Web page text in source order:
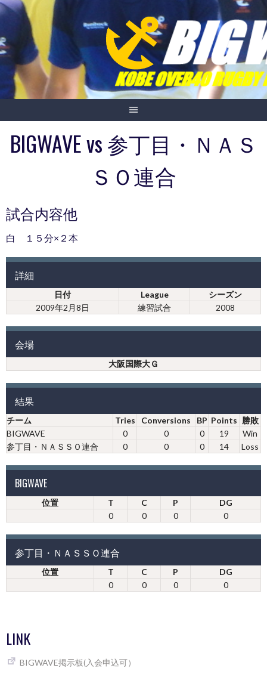
Skip
content
BIGWAVE vs 参丁目・ＮＡＳ
ＳＯ連合
試合内容他
白 １５分×２本
詳細
日付 League
シーズン
2009年2月8日
練習試合 2008
会場
大阪国際大Ｇ
結果
チーム Tries Conversions BP Points 勝敗
BIGWAVE
0 0 0 19
Win
参丁目・ＮＡＳＳＯ連合
0 0 0 14 Loss
BIGWAVE
位置 T C P
DG
0
0 0 0
参丁目・ＮＡＳＳＯ連合
位置 T C P
DG
0
0 0 0
LINK
BIGWAVE掲示板(入会申込可）